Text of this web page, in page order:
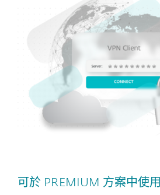
可於 PREMIUM 方案中使用